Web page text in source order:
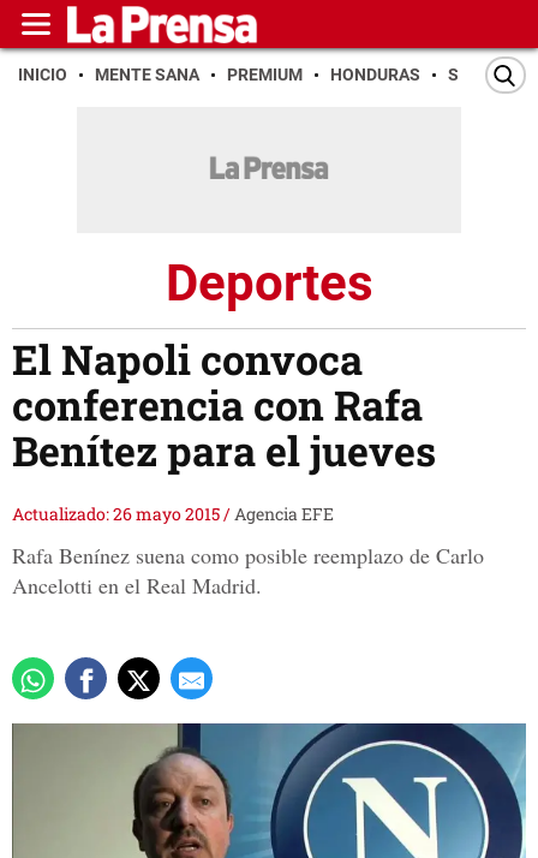
INICIO MENTE SANA PREMIUM HONDURAS SAN PEDRO
Deportes
El Napoli convoca
conferencia con Rafa
Benítez para el jueves
Actualizado: 26 mayo 2015/Agencia EFE
Rafa Benínez suena como posible reemplazo de Carlo
Ancelotti en el Real Madrid.